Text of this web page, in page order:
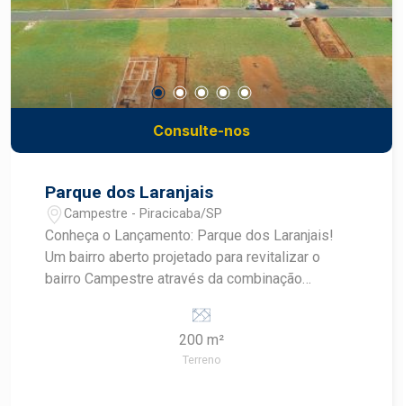
Consulte-nos
Parque dos Laranjais
Campestre - Piracicaba/SP
Conheça o Lançamento: Parque dos Laranjais!
Um bairro aberto projetado para revitalizar o
bairro Campestre através da combinação
muito conforto em lotes residenciais ou
comerciais para construir a sua casa ou seu
negócio, como você sempre imaginou. São lotes
200 m²
Terreno